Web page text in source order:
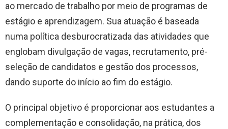
ao mercado de trabalho por meio de programas de
estágio e aprendizagem. Sua atuação é baseada
numa política desburocratizada das atividades que
englobam divulgação de vagas, recrutamento, pré-
seleção de candidatos e gestão dos processos,
dando suporte do início ao fim do estágio.
O principal objetivo é proporcionar aos estudantes a
complementação e consolidação, na prática, dos